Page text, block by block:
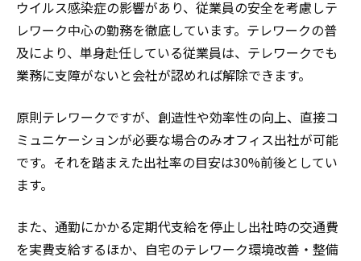
ウイルス感染症の影響があり、従業員の安全を考慮しテ
レワーク中心の勤務を徹底しています。テレワークの普
及により、単身赴任している従業員は、テレワークでも
業務に支障がないと会社が認めれば解除できます。
原則テレワークですが、創造性や効率性の向上、直接コ
ミュニケーションが必要な場合のみオフィス出社が可能
です。それを踏まえた出社率の目安は30%前後としてい
ます。
また、通勤にかかる定期代支給を停止し出社時の交通費
を実費支給するほか、自宅のテレワーク環境改善・整備